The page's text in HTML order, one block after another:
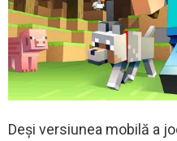
Deși versiunea mobilă a